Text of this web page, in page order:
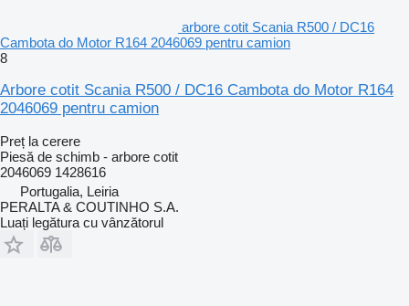
arbore cotit Scania R500 / DC16
Cambota do Motor R164 2046069 pentru camion
8
Arbore cotit Scania R500 / DC16 Cambota do Motor R164
2046069 pentru camion
Preț la cerere
Piesă de schimb - arbore cotit
2046069 1428616
Portugalia, Leiria
PERALTA & COUTINHO S.A.
Luați legătura cu vânzătorul